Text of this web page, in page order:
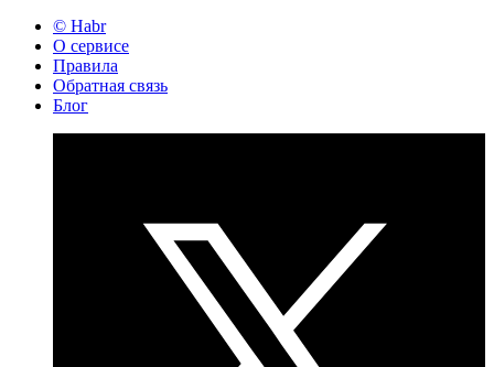
© Habr
О сервисе
Правила
Обратная связь
Блог